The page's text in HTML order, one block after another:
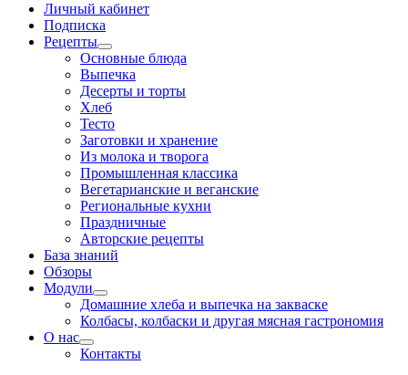
Личный кабинет
Подписка
Рецепты
Основные блюда
Выпечка
Десерты и торты
Хлеб
Тесто
Заготовки и хранение
Из молока и творога
Промышленная классика
Вегетарианские и веганские
Региональные кухни
Праздничные
Авторские рецепты
База знаний
Обзоры
Модули
Домашние хлеба и выпечка на закваске
Колбасы, колбаски и другая мясная гастрономия
О нас
Контакты